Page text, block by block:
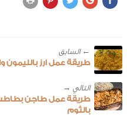
← ‎السابق
طريقة عمل ارز بالليمون
طريقة عمل طاجن بطاطس
بالثوم